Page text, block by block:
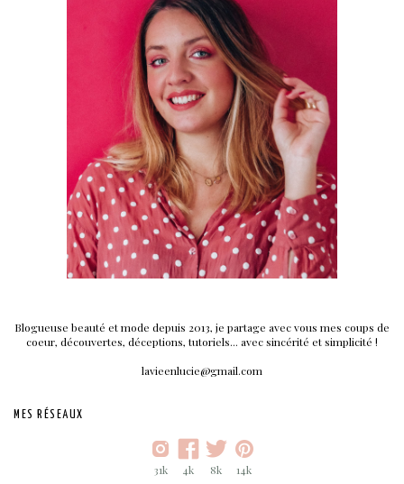
Blogueuse beauté et mode depuis 2013, je partage avec vous mes coups de
coeur, découvertes, déceptions, tutoriels... avec sincérité et simplicité !
lavieenlucie@gmail.com
MES RÉSEAUX
31k 4k 8k 14k